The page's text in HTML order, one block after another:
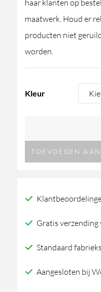
haar klanten op
maatwerk. Houd er
producten niet
worden.
Kleur
Ventaglio
inbouw
TOEVOEGEN
Gratis verzending
Standaard
Aangesloten bij